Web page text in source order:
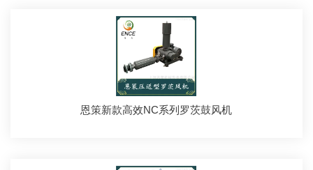
恩策新款高效NC系列罗茨鼓风机